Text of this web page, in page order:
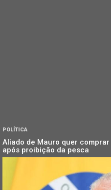
POLÍTICA
Aliado de Mauro quer
após proibição da pesca